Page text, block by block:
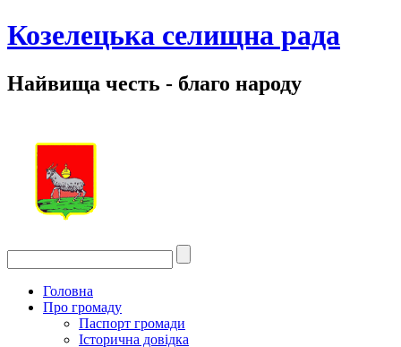
Козелецька селищна рада
Найвища честь - благо народу
Головна
Про громаду
Паспорт громади
Історична довідка